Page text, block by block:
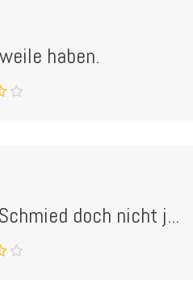
haben.
doch nicht j...